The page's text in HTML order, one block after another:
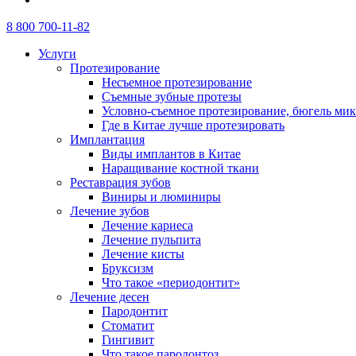
8 800 700-11-82
Услуги
Протезирование
Несъемное протезирование
Съемные зубные протезы
Условно-съемное протезирование, бюгель
Где в Китае лучше протезировать
Имплантация
Виды имплантов в Китае
Наращивание костной ткани
Реставрация зубов
Виниры и люминиры
Лечение зубов
Лечение кариеса
Лечение пульпита
Лечение кисты
Бруксизм
Что такое «периодонтит»
Лечение десен
Пародонтит
Стоматит
Гингивит